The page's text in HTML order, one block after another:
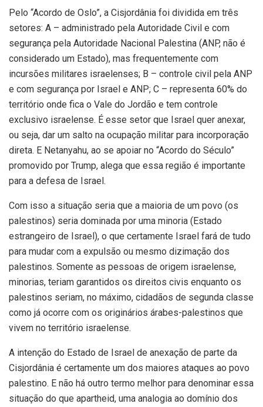
Pelo “Acordo de Oslo”, a Cisjordânia foi dividida em três
setores: A – administrado pela Autoridade Civil e com
segurança pela Autoridade Nacional Palestina (ANP, não é
considerado um Estado), mas frequentemente com
incursões militares israelenses; B – controle civil pela ANP
e com segurança por Israel e ANP; C – representa 60% do
território onde fica o Vale do Jordão e tem controle
exclusivo israelense. É esse setor que Israel quer anexar,
ou seja, dar um salto na ocupação militar para incorporação
direta. E Netanyahu, ao se apoiar no “Acordo do Século”
promovido por Trump, alega que essa região é importante
para a defesa de Israel.
Com isso a situação seria que a maioria de um povo (os
palestinos) seria dominada por uma minoria (Estado
estrangeiro de Israel), o que certamente Israel fará de tudo
para mudar com a expulsão ou mesmo dizimação dos
palestinos. Somente as pessoas de origem israelense,
minorias, teriam garantidos os direitos civis enquanto os
palestinos seriam, no máximo, cidadãos de segunda classe
como já ocorre com os originários árabes-palestinos que
vivem no território israelense.
A intenção do Estado de Israel de anexação de parte da
Cisjordânia é certamente um dos maiores ataques ao povo
palestino. E não há outro termo melhor para denominar essa
situação do que apartheid, uma analogia ao domínio dos